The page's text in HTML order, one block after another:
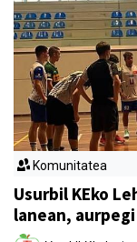
Komunitatea
Usurbil KEko
lanean,